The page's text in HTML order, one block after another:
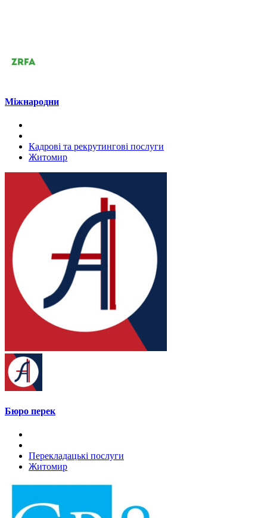
Міжнародни
Кадрові та рекрутингові послуги
Житомир
Бюро перек
Перекладацькі послуги
Житомир